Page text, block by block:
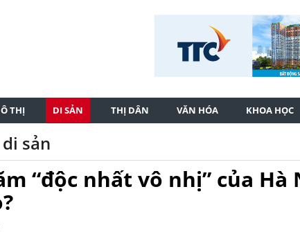
THỊ DI SẢN THỊ DÂN VĂN HÓA KHOA HỌC
sản
“độc nhất vô nhị” của Hà